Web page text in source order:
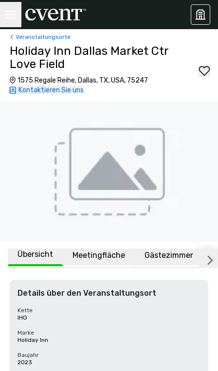
Veranstaltungsorte
Holiday Inn Dallas Market Ctr
Love Field
1575 Regale Reihe, Dallas, TX, USA, 75247
Kontaktieren Sie uns
Übersicht Meetingfläche Gästezimmer
Details über den Veranstaltungsort
Kette
IHG
Marke
Holiday Inn
Baujahr
2023